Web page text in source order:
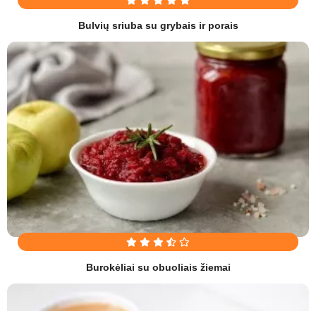
Bulvių sriuba su grybais ir porais
Burokėliai su obuoliais žiemai